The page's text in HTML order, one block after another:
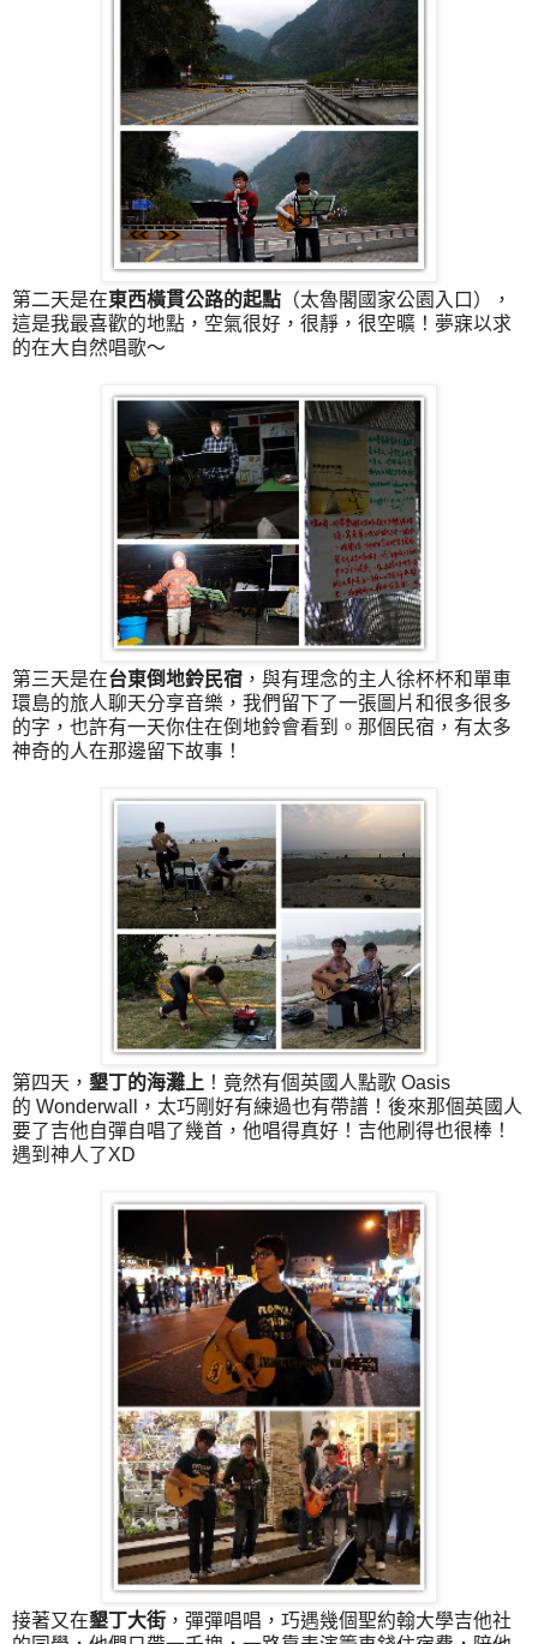
第二天是在東西橫貫公路的起點 （太魯閣國家公園入口），
這是我最喜歡的地點，空氣很好，很靜，很空曠！夢寐以求
的在大自然唱歌～
第三天是在台東倒地鈴民宿 ，與有理念的主人徐杯杯和單車
環島的旅人聊天分享音樂，我們留下了一張圖片和很多很多
的字，也許有一天你住在倒地鈴會看到。那個民宿，有太多
神奇的人在那邊留下故事！
第四天， 墾丁的海灘上 ！竟然有個英國人點歌 Oasis
的 Wonderwall，太巧剛好有練過也有帶譜！後來那個英國人
要了吉他自彈自唱了幾首，他唱得真好！吉他刷得也很棒！
遇到神人了XD
接著又在墾丁大街 ，彈彈唱唱，巧遇幾個聖約翰大學吉他社